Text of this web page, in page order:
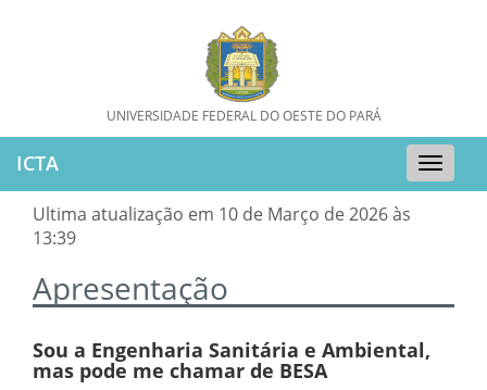
UNIVERSIDADE FEDERAL DO OESTE DO PARÁ
Toggle
ICTA
Ultima atualização em 10 de Março de 2026 às
13:39
Apresentação
Sou a Engenharia Sanitária e Ambiental,
mas pode me chamar de BESA